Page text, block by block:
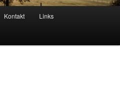
Kontakt Links